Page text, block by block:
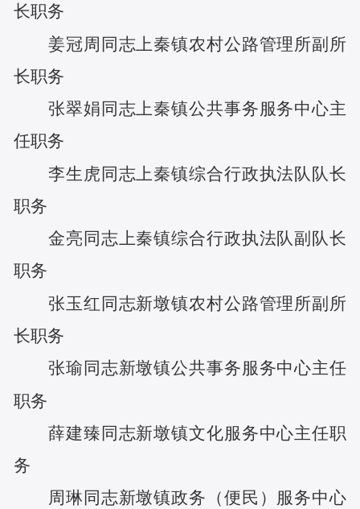
长职务
姜冠周 同志 上秦镇农村公路管理所副所
长职务
张翠娟 同志上秦镇公共事务服务中心主
任职务
李生虎 同志上秦镇综合行政执法队队长
职务
金亮 同志上秦镇综合行政执法队副队长
职务
张玉红 同志新墩镇农村公路管理所副所
长职务
张瑜 同志新墩镇公共事务服务中心主任
职务
薛建臻 同志新墩镇文化服务中心主任职
务
周琳 同志新墩镇政务（便民）服务中心